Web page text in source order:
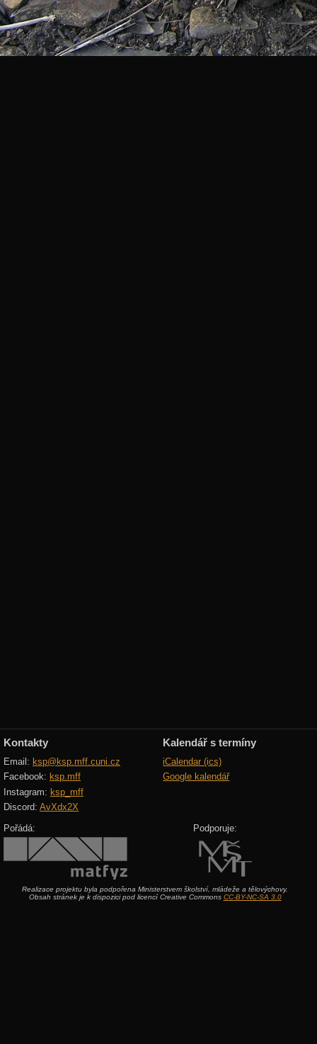
Kontakty
Email: ksp@ksp.mff.cuni.cz
Facebook: ksp.mff
Instagram: ksp_mff
Discord: AvXdx2X
Kalendář s termíny
iCalendar (ics)
Google kalendář
Pořádá: Podporuje:
Realizace projektu byla podpořena Ministerstvem školství, mládeže a tělovýchovy.
Obsah stránek je k dispozici pod licencí Creative Commons CC-BY-NC-SA 3.0